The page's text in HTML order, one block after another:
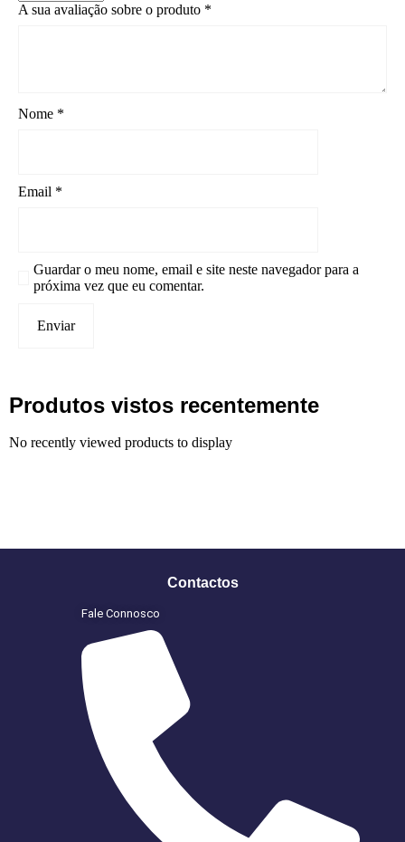
A sua avaliação sobre o produto *
Nome *
Email *
Guardar o meu nome, email e site neste navegador para a
próxima vez que eu comentar.
Produtos vistos recentemente
No recently viewed products to display
Contactos
Fale Connosco